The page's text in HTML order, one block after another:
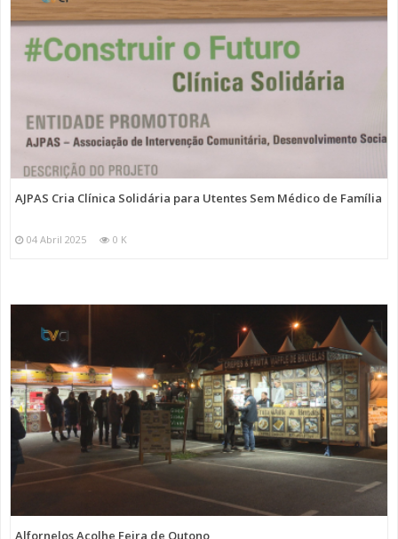
AJPAS Cria Clínica Solidária para Utentes Sem Médico de Família
04 Abril 2025 0 K
Alfornelos Acolhe Feira de Outono